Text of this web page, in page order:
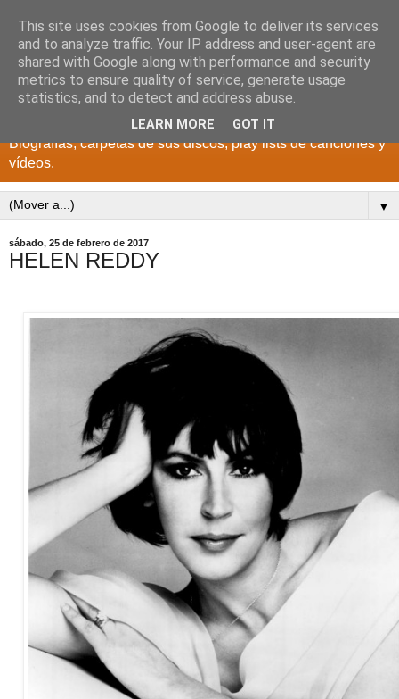
DISCOS PARA EL
RECUERDO
CANTANTES Y GRUPOS DE LOS AÑOS 1950 a 2022.
Biografías, carpetas de sus discos, play lists de canciones y
vídeos.
▼
sábado, 25 de febrero de 2017
HELEN REDDY
This site uses cookies from Google to deliver its services
and to analyze traffic. Your IP address and user-agent are
shared with Google along with performance and security
metrics to ensure quality of service, generate usage
statistics, and to detect and address abuse.
LEARN MORE GOT IT